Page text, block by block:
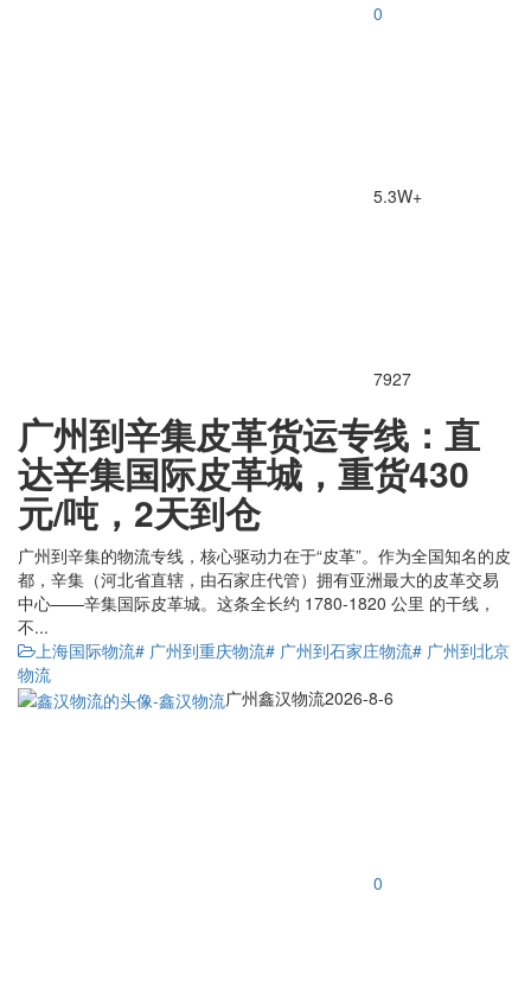
0
5.3W+
7927
广州到辛集皮革货运专线：直
达辛集国际皮革城，重货430
元/吨，2天到仓
广州到辛集的物流专线，核心驱动力在于“皮革”。作为全国知名的皮
都，辛集（河北省直辖，由石家庄代管）拥有亚洲最大的皮革交易
中心——辛集国际皮革城。这条全长约 1780-1820 公里 的干线，
不...
上海国际物流# 广州到重庆物流# 广州到石家庄物流# 广州到北京
物流
广州鑫汉物流2026-8-6
0